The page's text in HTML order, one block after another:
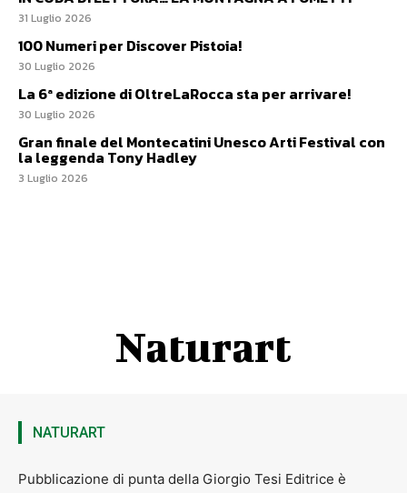
31 Luglio 2026
100 Numeri per Discover Pistoia!
30 Luglio 2026
La 6ª edizione di OltreLaRocca sta per arrivare!
30 Luglio 2026
Gran finale del Montecatini Unesco Arti Festival con
la leggenda Tony Hadley
3 Luglio 2026
Naturart
NATURART
Pubblicazione di punta della Giorgio Tesi Editrice è